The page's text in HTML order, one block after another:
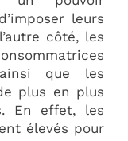
leurs
côté, les
que les
plus en plus
En effet, les
élevés pour